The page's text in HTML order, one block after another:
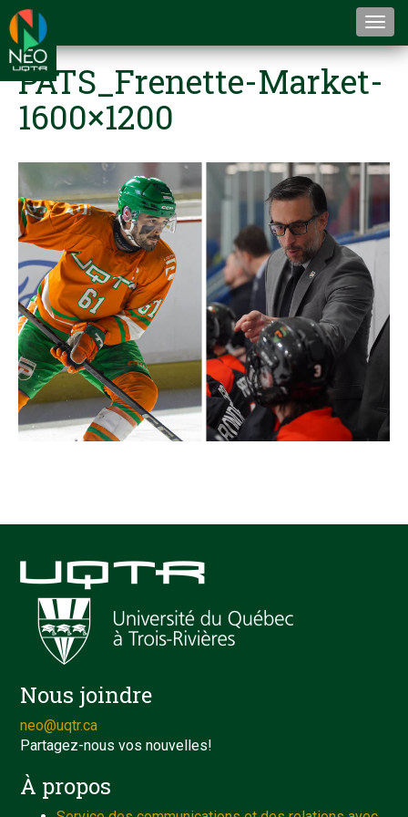
PATS_Frenette-Market-
1600×1200
Nous joindre
neo@uqtr.ca
Partagez-nous vos nouvelles!
À propos